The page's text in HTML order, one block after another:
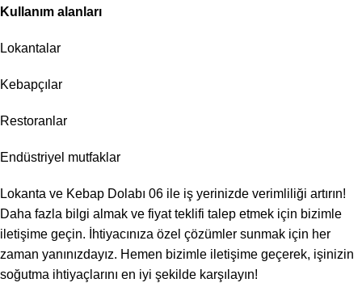
Kullanım alanları
Lokantalar
Kebapçılar
Restoranlar
Endüstriyel mutfaklar
Lokanta ve Kebap Dolabı 06 ile iş yerinizde verimliliği artırın!
Daha fazla bilgi almak ve fiyat teklifi talep etmek için bizimle
iletişime geçin. İhtiyacınıza özel çözümler sunmak için her
zaman yanınızdayız. Hemen bizimle iletişime geçerek, işinizin
soğutma ihtiyaçlarını en iyi şekilde karşılayın!